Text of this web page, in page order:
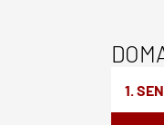
1.